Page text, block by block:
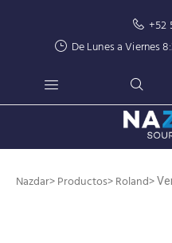
+52
De Lunes a Viernes
Nazdar>Productos>Roland>